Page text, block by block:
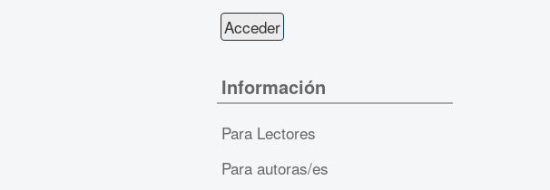
Información
Para Lectores
Para autoras/es